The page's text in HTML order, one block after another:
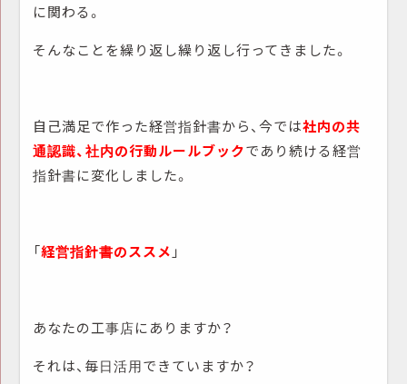
に関わる。
そんなことを繰り返し繰り返し行ってきました。
自己満足で作った経営指針書から、今では社内の共
通認識、社内の行動ルールブックであり続ける経営
指針書に変化しました。
「経営指針書のススメ 」
あなたの工事店にありますか？
それは、毎日活用できていますか？